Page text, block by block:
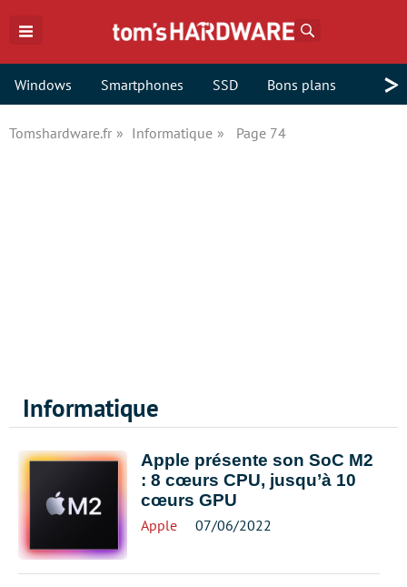
Windows Smartphones SSD Bons plans >
Tomshardware.fr Informatique Page 74
Informatique
Apple présente son SoC M2
: 8 cœurs CPU, jusqu’à 10
cœurs GPU
Apple 07/06/2022